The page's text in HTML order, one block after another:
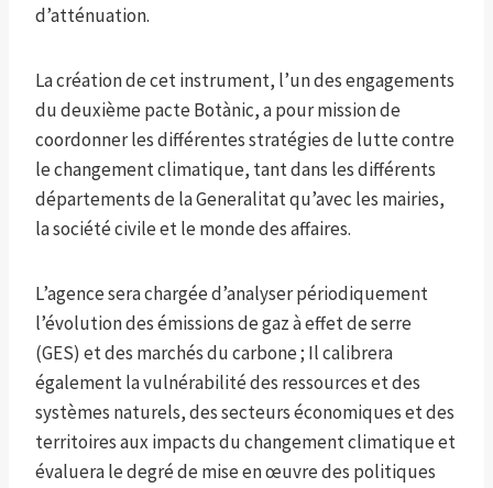
d’atténuation.
La création de cet instrument, l’un des engagements
du deuxième pacte Botànic, a pour mission de
coordonner les différentes stratégies de lutte contre
le changement climatique, tant dans les différents
départements de la Generalitat qu’avec les mairies,
la société civile et le monde des affaires.
L’agence sera chargée d’analyser périodiquement
l’évolution des émissions de gaz à effet de serre
(GES) et des marchés du carbone ; Il calibrera
également la vulnérabilité des ressources et des
systèmes naturels, des secteurs économiques et des
territoires aux impacts du changement climatique et
évaluera le degré de mise en œuvre des politiques